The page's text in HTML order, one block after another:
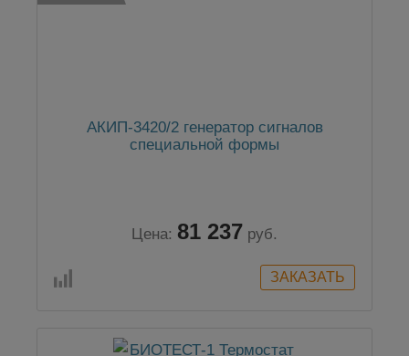
АКИП-3420/2 генератор сигналов
специальной формы
Цена: 81 237 руб.